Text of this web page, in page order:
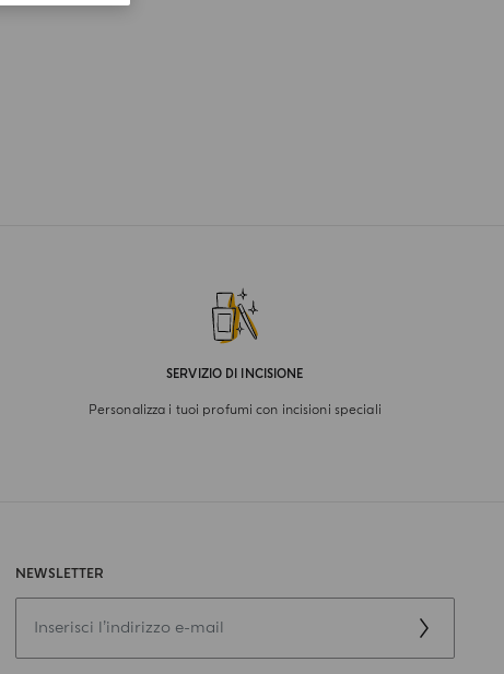
SERVIZIO DI INCISIONE
Personalizza i tuoi profumi con incisioni speciali
NEWSLETTER